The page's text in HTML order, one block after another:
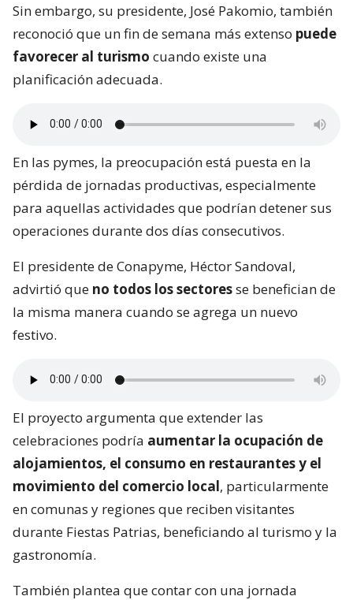
Sin embargo, su presidente, José Pakomio, también
reconoció que un fin de semana más extenso puede
favorecer al turismo cuando existe una
planificación adecuada.
En las pymes, la preocupación está puesta en la
pérdida de jornadas productivas, especialmente
para aquellas actividades que podrían detener sus
operaciones durante dos días consecutivos.
El presidente de Conapyme, Héctor Sandoval,
advirtió que no todos los sectoresse benefician de
la misma manera cuando se agrega un nuevo
festivo.
El proyecto argumenta que extender las
celebraciones podría aumentar la ocupación de
alojamientos, el consumo en restaurantes y el
movimiento del comercio local, particularmente
en comunas y regiones que reciben visitantes
durante Fiestas Patrias, beneficiando al turismo y la
gastronomía.
También plantea que contar con una jornada